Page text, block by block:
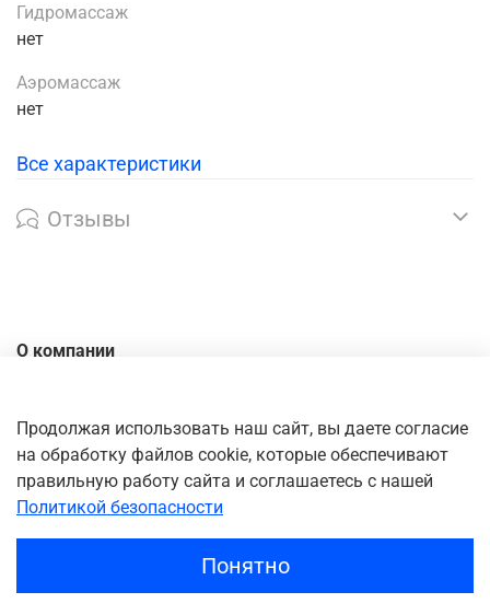
Гидромассаж
нет
Аэромассаж
нет
Все характеристики
Отзывы
О компании
Доставка
Оплата
Личный кабинет
Продолжая использовать наш сайт, вы даете согласие
на обработку файлов cookie, которые обеспечивают
правильную работу сайта и соглашаетесь с нашей
Политикой безопасности
Понятно